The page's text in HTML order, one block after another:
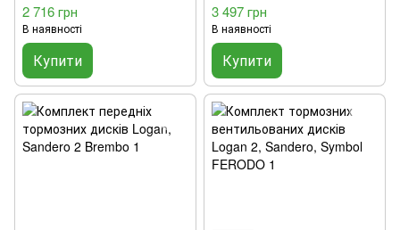
2 716 грн
В наявності
Купити
3 497 грн
В наявності
Купити